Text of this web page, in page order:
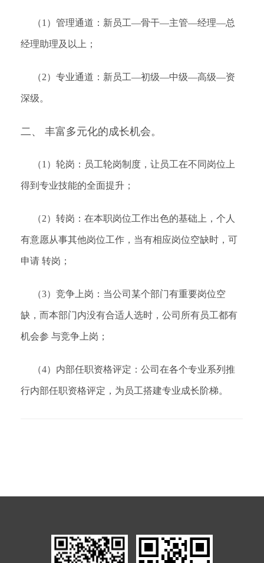
（1）管理通道：新员工—骨干—主管—经理—总
经理助理及以上；
（2）专业通道：新员工—初级—中级—高级—资
深级。
二、 丰富多元化的成长机会。
（1）轮岗：员工轮岗制度，让员工在不同岗位上
得到专业技能的全面提升；
（2）转岗：在本职岗位工作出色的基础上，个人
有意愿从事其他岗位工作，当有相应岗位空缺时，可
申请 转岗；
（3）竞争上岗：当公司某个部门有重要岗位空
缺，而本部门内没有合适人选时，公司所有员工都有
机会参 与竞争上岗；
（4）内部任职资格评定：公司在各个专业系列推
行内部任职资格评定，为员工搭建专业成长阶梯。